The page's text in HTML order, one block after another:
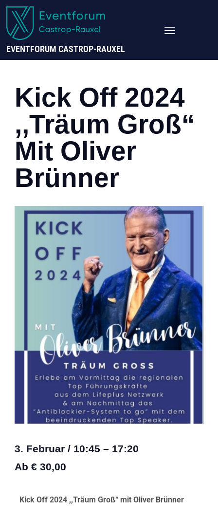
EVENTFORUM CASTROP-RAUXEL
Kick Off 2024
,,Träum Groß“
Mit Oliver
Brünner
3. Februar / 10:45 – 17:20
Ab € 30,00
Kick Off 2024 ,,Träum Groß“ mit Oliver Brünner